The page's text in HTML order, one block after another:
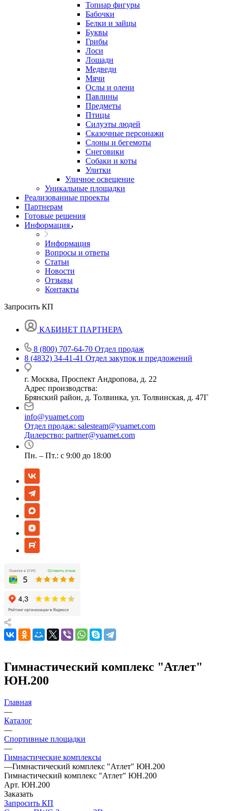
Топиар фигуры
Бабочки
Белки и зайцы
Буквы
Грибы
Лоси
Лошади
Медведи
Мячи
Ослы и олени
Павлины
Предметы
Птицы
Силуэты людей
Сказочные персонажи
Слоны и бегемоты
Снеговики
Собаки и коты
Улитки
Уличное освещение
Уникальные площадки
Реализованные проекты
Партнерам
Готовые решения
Информация
Информация
Вопросы и ответы
Статьи
Новости
Отзывы
Контакты
Запросить КП
КАБИНЕТ ПАРТНЕРА
8 (800) 707-64-70 Отдел продаж
8 (4832) 34-41-41 Отдел закупок и предложений
г. Москва, Проспект Андропова, д. 22
Адрес производства:
Брянский район, д. Толвинка, ул. Толвинская, д. 47Г
info@yuamet.com
Отдел продаж: salesteam@yuamet.com
Дилерство: partner@yuamet.com
Пн. – Пт.: с 9:00 до 18:00
Гимнастический комплекс "Атлет"
ЮН.200
Главная
—
Каталог
—
Спортивные площадки
—
Гимнастические комплексы
—Гимнастический комплекс "Атлет" ЮН.200
Гимнастический комплекс "Атлет" ЮН.200
Арт. ЮН.200
Заказать
Запросить КП